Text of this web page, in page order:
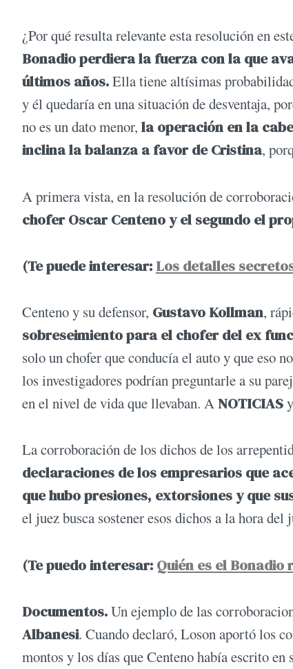
¿Por qué resulta relevante esta resolución en
Bonadio perdiera la fuerza con la que
últimos años.Ella tiene altísimas
y él quedaría en una situación de desventaja,
no es un dato menor, la operación en la
inclina la balanza a favor de Cristina,
A primera vista, en la resolución de
chofer Oscar Centeno y el segundo el
(Te puede interesar: Los detalles
Centeno y su defensor, Gustavo Kollman,
sobreseimiento para el chofer del ex
solo un chofer que conducía el auto y que eso
los investigadores podrían preguntarle a su
en el nivel de vida que llevaban. ANOTICIAS
La corroboración de los dichos de los
declaraciones de los empresarios que
que hubo presiones, extorsiones y que
el juez busca sostener esos dichos a la hora
(Te puedo interesar: Quién es el
Documentos.Un ejemplo de las
Albanesi. Cuando declaró, Loson aportó los
montos y los días que Centeno había escrito en